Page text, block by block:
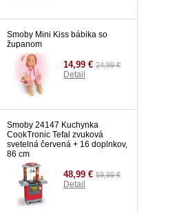
Smoby Mini Kiss bábika so
županom
14,99 € 24,99 €
Detail
Smoby 24147 Kuchynka
CookTronic Tefal zvuková
svetelná červená + 16 doplnkov,
86 cm
48,99 € 59,99 €
Detail